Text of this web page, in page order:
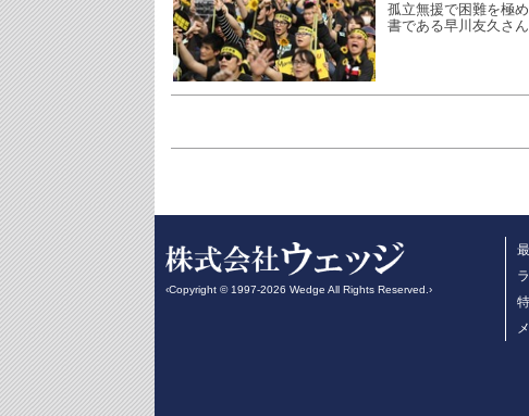
孤立無援で困難を極
書である早川友久さ
‹Copyright © 1997-2026 Wedge All Rights Reserved.›